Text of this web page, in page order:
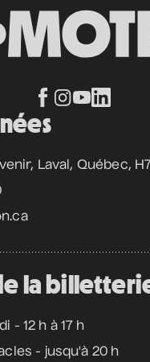
Josiane Aubuchon
• En promenade
9 septembre 2026
• 19 h 30
Rodage
Bon Enfant
10 septembre 2026• 19 h 30
Daniel Grenier
• Coeur d'enfant
10 septembre 2026• 19 h 30
Laval, Québec,
la
- 12 h à 17 h
- jusqu'à 20 h